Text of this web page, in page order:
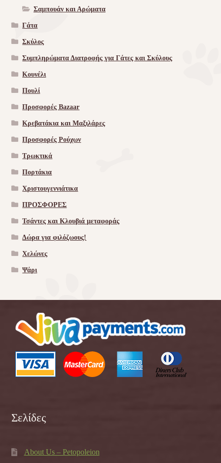
Σαμπουάν και Αρώματα
Γάτα
Σκύλος
Συμπληρώματα Διατροφής για Γάτες και Σκύλους
Κουνέλι
Πουλί
Προσφορές Bazaar
Κρεβατάκια και Μαξιλάρες
Προσφορές Ρούχων
Τρωκτικά
Πορτάκια
Χριστουγεννιάτικα
ΠΡΟΣΦΟΡΕΣ
Τσάντες και Κλουβιά μεταφοράς
Δώρα για φιλόζωους!
Χελώνες
Ψάρι
Σελίδες
About Us – Petopoleion